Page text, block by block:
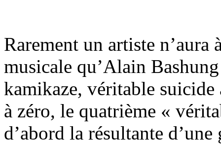
Rarement un artiste
musicale qu’Alain
kamikaze, véritable suicide
à zéro, le quatrième «
d’abord la résultante d’une